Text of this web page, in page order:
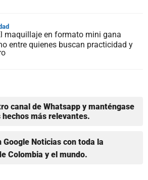
maquillaje en formato mini gana
entre quienes buscan practicidad y
canal de Whatsapp y manténgase
más relevantes.
Noticias con toda la
Colombia y el mundo.